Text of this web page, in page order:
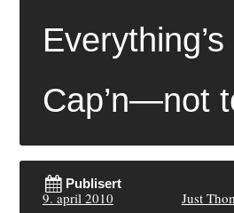
Cap’n—not
Publisert
9. april 2010 Just